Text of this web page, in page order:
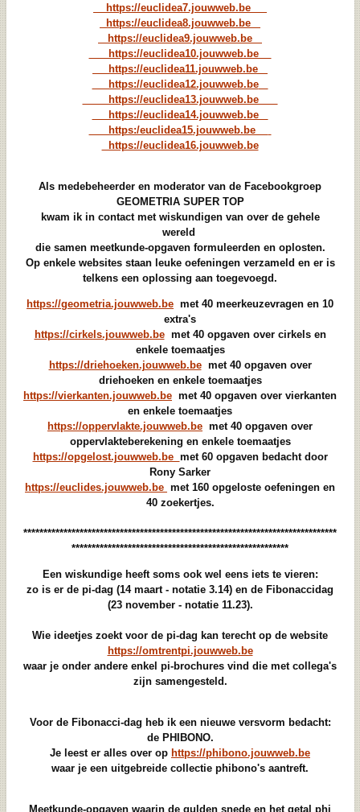
https://euclidea7.jouwweb.be
https://euclidea8.jouwweb.be
https://euclidea9.jouwweb.be
https://euclidea10.jouwweb.be
https://euclidea11.jouwweb.be
https://euclidea12.jouwweb.be
https://euclidea13.jouwweb.be
https://euclidea14.jouwweb.be
https:/euclidea15.jouwweb.be
https://euclidea16.jouwweb.be
Als medebeheerder en moderator van de Facebookgroep
GEOMETRIA SUPER TOP
kwam ik in contact met wiskundigen van over de gehele
wereld
die samen meetkunde-opgaven formuleerden en oplosten.
Op enkele websites staan leuke oefeningen verzameld en er is
telkens een oplossing aan toegevoegd.
https://geometria.jouwweb.be met 40 meerkeuzevragen en 10
extra's
https://cirkels.jouwweb.bemet 40 opgaven over cirkels en
enkele toemaatjes
https://driehoeken.jouwweb.bemet 40 opgaven over
driehoeken en enkele toemaatjes
https://vierkanten.jouwweb.be met 40 opgaven over vierkanten
en enkele toemaatjes
https://oppervlakte.jouwweb.be met 40 opgaven over
oppervlakteberekening en enkele toemaatjes
https://opgelost.jouwweb.be met 60 opgaven bedacht door
Rony Sarker
https://euclides.jouwweb.be met 160 opgeloste oefeningen en
40 zoekertjes.
******************************************************************************
******************************************************
Een wiskundige heeft soms ook wel eens iets te vieren:
zo is er de pi-dag (14 maart - notatie 3.14) en de Fibonaccidag
(23 november - notatie 11.23).
Wie ideetjes zoekt voor de pi-dag kan terecht op de website
https://omtrentpi.jouwweb.be
waar je onder andere enkel pi-brochures vind die met collega's
zijn samengesteld.
Voor de Fibonacci-dag heb ik een nieuwe versvorm bedacht:
de PHIBONO.
Je leest er alles over op https://phibono.jouwweb.be
waar je een uitgebreide collectie phibono's aantreft.
Meetkunde-opgaven waarin de gulden snede en het getal phi